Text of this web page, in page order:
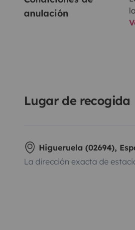
anulación
Lugar de recogida
Higueruela (02694),
La dirección exacta de